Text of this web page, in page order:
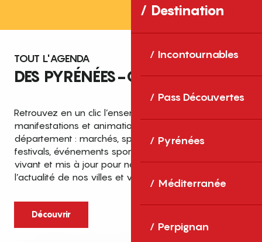
Destination
Incontournables
Pass Découvertes
Pyrénées
Méditerranée
Perpignan
TOUT L'AGENDA
DES PYRÉNÉES-ORIENTALES
Retrouvez en un clic l’ensemble des fêtes,
manifestations et animations recensées dans le
département : marchés, spectacles, expositions,
festivals, événements sportifs et culturels… un agenda
vivant et mis à jour pour ne rien manquer de
l’actualité de nos villes et villages.
Découvrir